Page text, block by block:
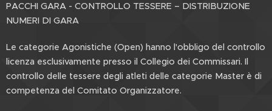
PACCHI GARA - CONTROLLO TESSERE – DISTRIBUZIONE
NUMERI DI GARA
Le categorie Agonistiche (Open) hanno l'obbligo del controllo
licenza esclusivamente presso il Collegio dei Commissari. Il
controllo delle tessere degli atleti delle categorie Master è di
competenza del Comitato Organizzatore.